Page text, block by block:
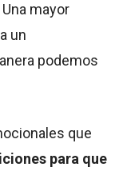
mayor
un
podemos
que
para que